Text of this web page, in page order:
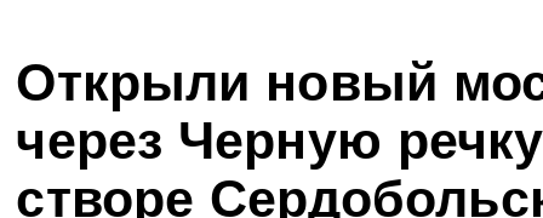
Открыли новый
через Черную
створе